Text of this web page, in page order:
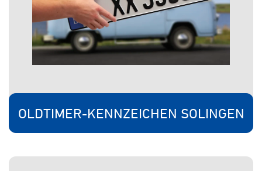
OLDTIMER-KENNZEICHEN SOLINGEN